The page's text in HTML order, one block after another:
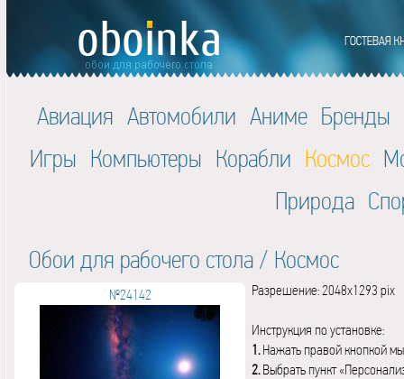
Авиация Автомобили Аниме Бренды
Игры Компьютеры Корабли Космос
Природа
Обои для рабочего стола / Космос
№24142 Разрешение: 2048x1293 pix
Инструкция по установке:
1.Нажать правой кнопкой
2.Выбрать пункт